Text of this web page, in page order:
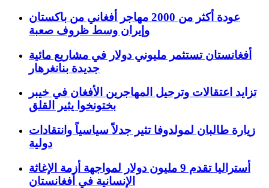
عودة أكثر من 2000 مهاجر أفغاني من باكستان
وإيران وسط ظروف صعبة
أفغانستان تستثمر مليوني دولار في مشاريع مائية
جديدة بنانغرهار
تزايد اعتقالات وترحيل المهاجرين الأفغان في خيبر
بختونخوا يثير القلق
زيارة طالبان لمولدوفا تثير جدلاً سياسياً وانتقادات
دولية
أستراليا تقدم 9 مليون دولار لمواجهة أزمة الإغاثة
الإنسانية في أفغانستان